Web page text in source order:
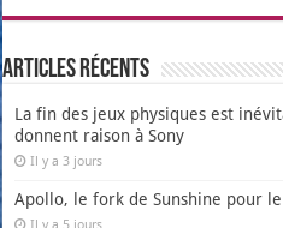
Articles récents
La fin des jeux physiques est
donnent raison à Sony
Il y a 3 jours
Apollo, le fork de Sunshine pour
Il y a 5 jours